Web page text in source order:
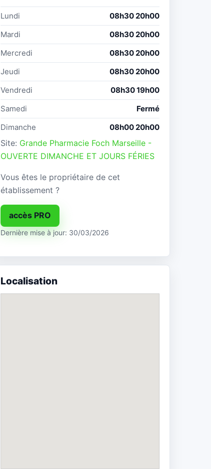
Lundi
08h30 20h00
Mardi
08h30 20h00
Mercredi
08h30 20h00
Jeudi
08h30 20h00
Vendredi
08h30 19h00
Samedi
Fermé
Dimanche
08h00 20h00
Site: Grande Pharmacie Foch Marseille -
OUVERTE DIMANCHE ET JOURS FÉRIES
Vous êtes le propriétaire de cet
établissement ?
accès PRO
Dernière mise à jour: 30/03/2026
Localisation